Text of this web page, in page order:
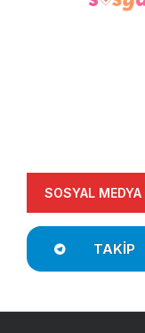
SOSYAL MEDYA
TAKIP